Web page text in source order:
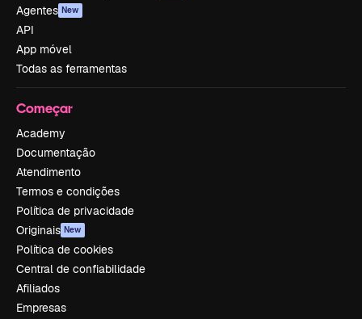
Agentes New
API
App móvel
Todas as ferramentas
Começar
Academy
Documentação
Atendimento
Termos e condições
Política de privacidade
Originais New
Política de cookies
Central de confiabilidade
Afiliados
Empresas